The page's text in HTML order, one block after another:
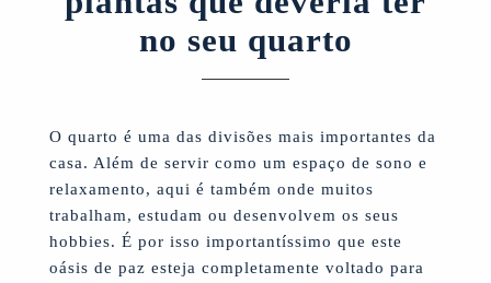
no seu quarto
O quarto é uma das divisões mais importantes da
casa. Além de servir como um espaço de sono e
relaxamento, aqui é também onde muitos
trabalham, estudam ou desenvolvem os seus
hobbies. É por isso importantíssimo que este
oásis de paz esteja completamente voltado para